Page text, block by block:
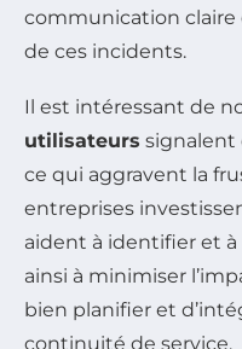
communication claire
de ces incidents.
Il est intéressant de
utilisateurs signalent
ce qui aggravent la
entreprises
aident à identifier et
ainsi à minimiser
bien planifier et
continuité de service.